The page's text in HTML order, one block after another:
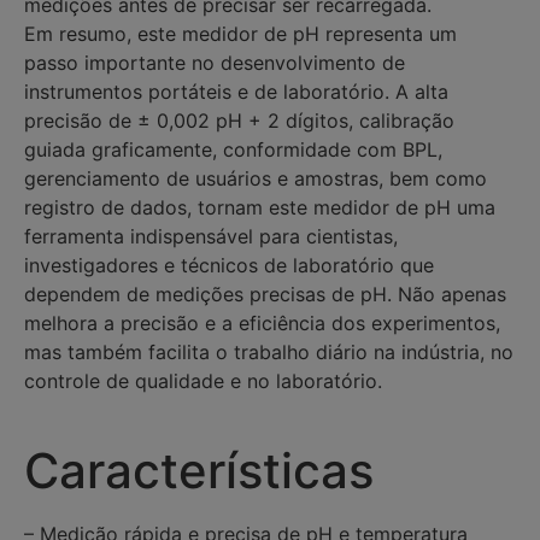
medições antes de precisar ser recarregada.
Em resumo, este medidor de pH representa um
passo importante no desenvolvimento de
instrumentos portáteis e de laboratório. A alta
precisão de ± 0,002 pH + 2 dígitos, calibração
guiada graficamente, conformidade com BPL,
gerenciamento de usuários e amostras, bem como
registro de dados, tornam este medidor de pH uma
ferramenta indispensável para cientistas,
investigadores e técnicos de laboratório que
dependem de medições precisas de pH. Não apenas
melhora a precisão e a eficiência dos experimentos,
mas também facilita o trabalho diário na indústria, no
controle de qualidade e no laboratório.
Características
– Medição rápida e precisa de pH e temperatura